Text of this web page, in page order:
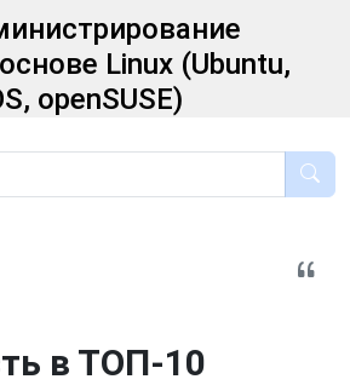
Linux (Ubuntu,
openSUSE)
в ТОП-10